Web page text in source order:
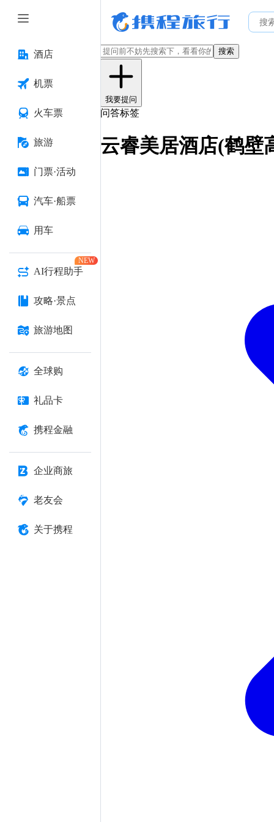
酒店
机票
火车票
旅游
门票·活动
汽车·船票
用车
AI行程助手
NEW
攻略·景点
旅游地图
全球购
礼品卡
携程金融
企业商旅
老友会
关于携程
搜索
我要提问
问答标签
云睿美居酒店(鹤壁